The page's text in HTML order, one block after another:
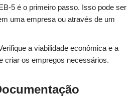
5 é o primeiro passo. Isso pode ser
uma empresa ou através de um
a viabilidade econômica e a
criar os empregos necessários.